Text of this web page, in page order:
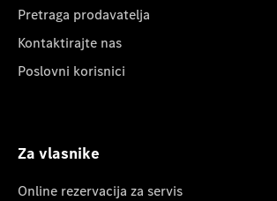
Pretraga prodavatelja
Kontaktirajte nas
Poslovni korisnici
Za vlasnike
Online rezervacija za servis